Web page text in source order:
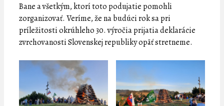
Bane a všetkým, ktorí toto podujatie pomohli
zorganizovať. Veríme, že na budúci rok sa pri
príležitosti okrúhleho 30. výročia prijatia deklarácie
zvrchovanosti Slovenskej republiky opäť stretneme.